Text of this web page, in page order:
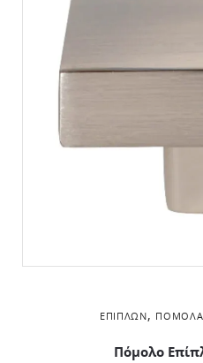
ΕΠΊΠΛΩΝ, ΠΌΜΟΛΑ
Πόμολο